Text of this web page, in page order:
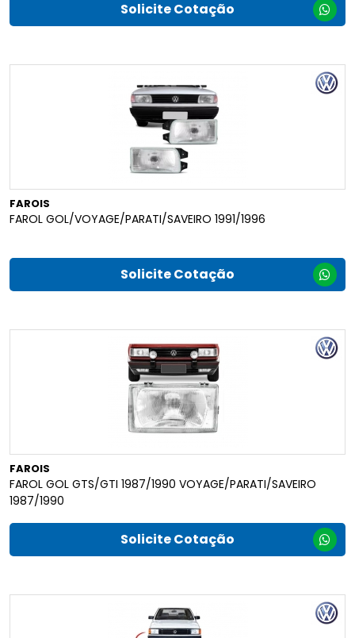
Solicite Cotação
FAROIS
FAROL GOL/VOYAGE/PARATI/SAVEIRO 1991/1996
Solicite Cotação
FAROIS
FAROL GOL GTS/GTI 1987/1990 VOYAGE/PARATI/SAVEIRO
1987/1990
Solicite Cotação